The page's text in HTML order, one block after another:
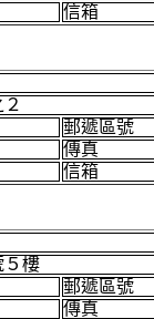
信箱
５號之２
郵遞區號
傳真
信箱
３７號５樓
郵遞區號
傳真